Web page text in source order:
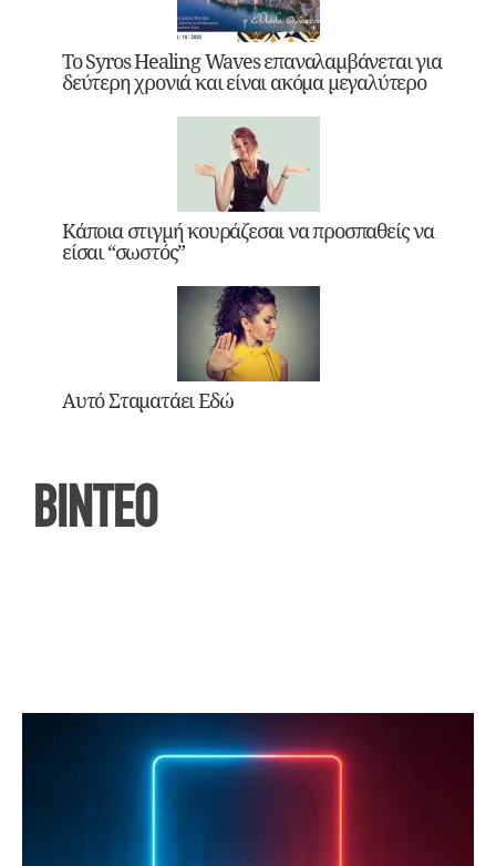
Το Syros Healing Waves επαναλαμβάνεται για
δεύτερη χρονιά και είναι ακόμα μεγαλύτερο
Κάποια στιγμή κουράζεσαι να προσπαθείς να
είσαι “σωστός”
Αυτό Σταματάει Εδώ
ΒΙΝΤΕΟ